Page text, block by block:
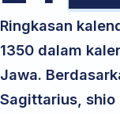
Ringkasan
1350 dalam
Jawa.
Sagittarius, shio